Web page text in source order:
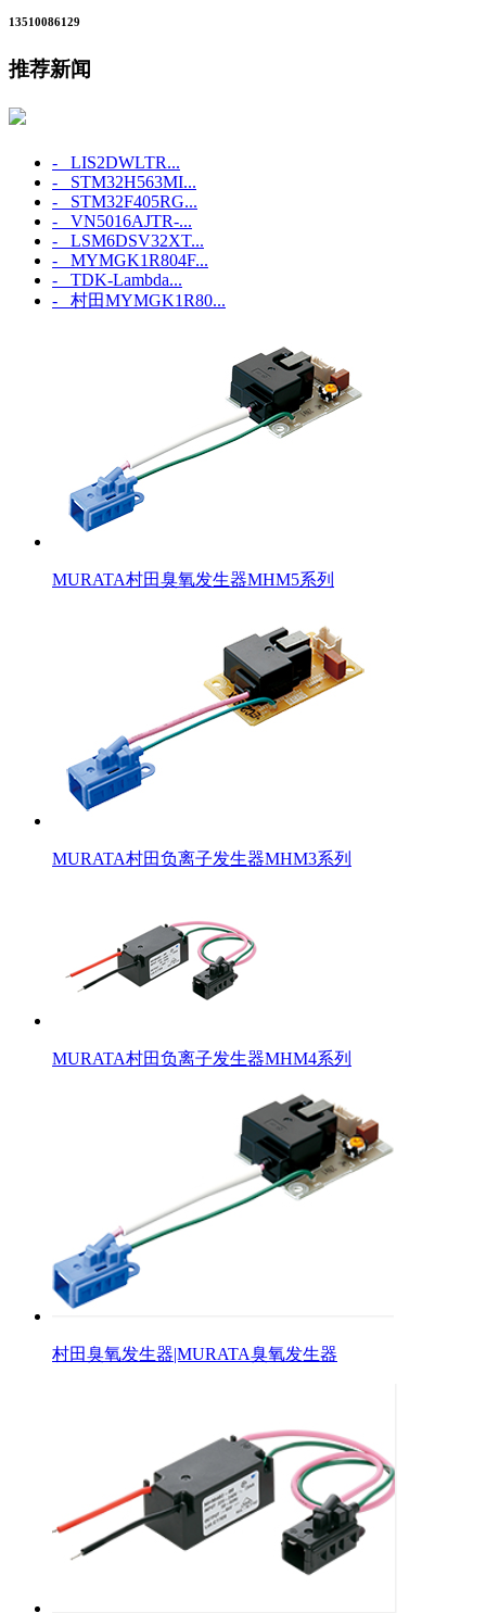
13510086129
推荐新闻
- LIS2DWLTR...
- STM32H563MI...
- STM32F405RG...
- VN5016AJTR-...
- LSM6DSV32XT...
- MYMGK1R804F...
- TDK-Lambda...
- 村田MYMGK1R80...
MURATA村田臭氧发生器MHM5系列
MURATA村田负离子发生器MHM3系列
MURATA村田负离子发生器MHM4系列
村田臭氧发生器|MURATA臭氧发生器